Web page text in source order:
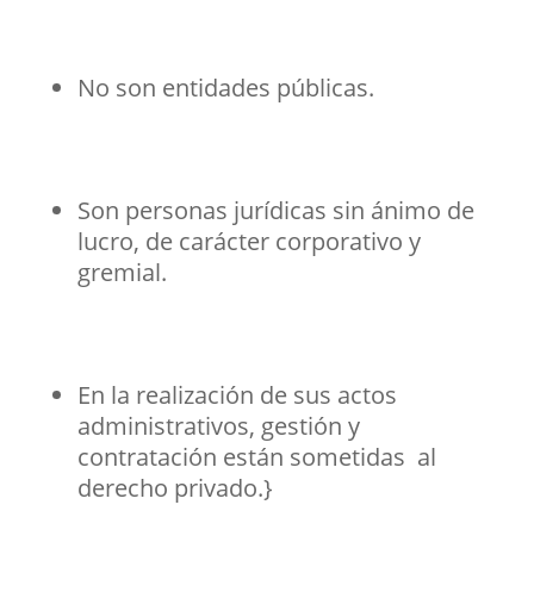
No son entidades públicas.
Son personas jurídicas sin ánimo de
lucro, de carácter corporativo y
gremial.
En la realización de sus actos
administrativos, gestión y
contratación están sometidas al
derecho privado.}